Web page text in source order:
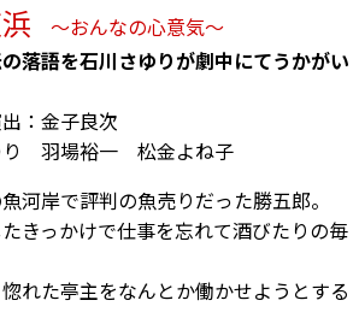
～おんなの心意気～
落語を石川さゆりが劇中にてうかがい
：金子良次
り 羽場裕一 松金よね子
河岸で評判の魚売りだった勝五郎。
きっかけで仕事を忘れて酒びたりの毎
れた亭主をなんとか働かせようとする